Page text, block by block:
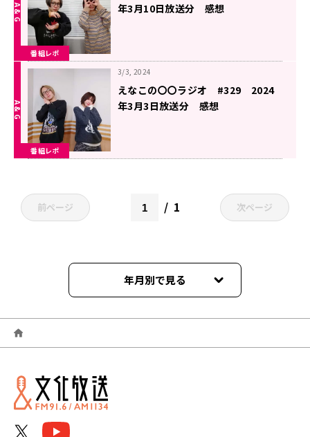
番組レポ
年3月10日放送分 感想
番組レポ
3/3, 2024
えなこの〇〇ラジオ #329 2024
年3月3日放送分 感想
前ページ 1 次ページ
年月別で見る
2024年05月
2024年04月
2024年03月